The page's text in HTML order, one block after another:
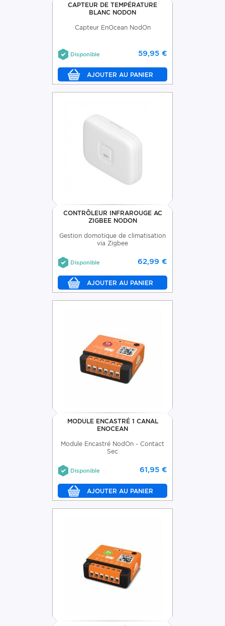
CAPTEUR DE TEMPÉRATURE
BLANC NODON
Capteur EnOcean NodOn
59,95 €
Disponible
CONTRÔLEUR INFRAROUGE AC
ZIGBEE NODON
Gestion domotique de climatisation
via Zigbee
62,99 €
Disponible
MODULE ENCASTRÉ 1 CANAL
ENOCEAN
Module Encastré NodOn - Contact
Sec
61,95 €
Disponible